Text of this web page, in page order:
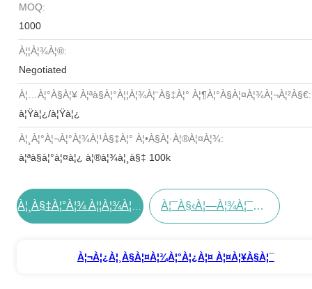
MOQ:
1000
À¦¦à¦¾à¦®:
Negotiated
À¦…à¦°à§à¦¥ À¦ªà§à¦°à¦¦à¦¾à¦¨à§‡à¦° À¦¶à¦°à§à¦¤à¦¾à¦¬à¦²à§€:
à¦Ÿà¦¿/à¦Ÿà¦¿
À¦¸à¦°à¦¬à¦°à¦¾à¦¹à§‡à¦° À¦•à§à¦·à¦®à¦¤à¦¾:
à¦ªà§à¦°à¦¤à¦¿ à¦®à¦¾à¦¸à§‡ 100k
À¦¯à§‹à¦—À¦¾à¦¯à§‹à¦— À¦•à¦°à§à¦¨
À¦¬à¦¿à¦¸à§à¦¤à¦¾à¦°à¦¿à¦¤ À¦¤à¦¥à§à¦¯